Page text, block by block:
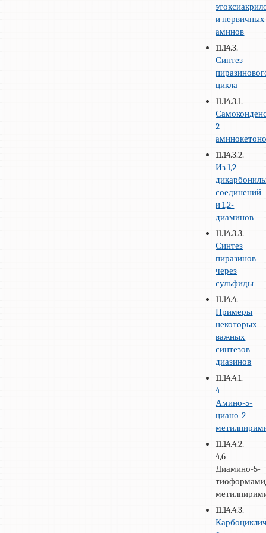
и первичных
аминов
11.14.3.
Синтез
цикла
11.14.3.1.
2-
11.14.3.2.
Из 1,2-
соединений
и 1,2-
диаминов
11.14.3.3.
Синтез
пиразинов
через
сульфиды
11.14.4.
Примеры
некоторых
важных
синтезов
диазинов
11.14.4.1.
4-
Амино-5-
циано-2-
11.14.4.2.
4,6-
Диамино-5-
11.14.4.3.